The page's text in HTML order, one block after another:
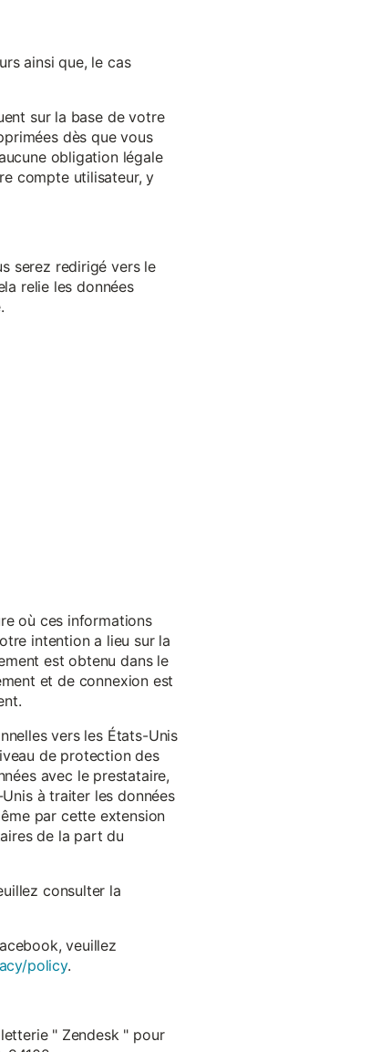
ainsi que, le cas
sur la base de votre
dès que vous
obligation légale
compte utilisateur, y
serez redirigé vers le
relie les données
où ces informations
intention a lieu sur la
est obtenu dans le
et de connexion est
vers les États-Unis
de protection des
avec le prestataire,
à traiter les données
par cette extension
de la part du
consulter la
veuillez
policy.
" Zendesk " pour